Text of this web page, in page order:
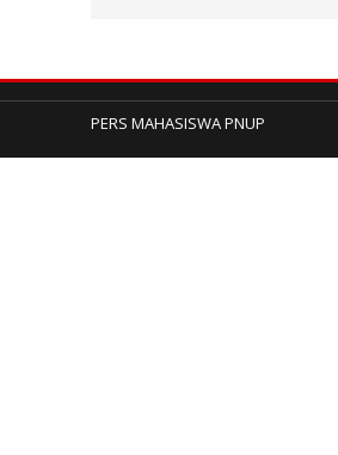
PERS MAHASISWA PNUP